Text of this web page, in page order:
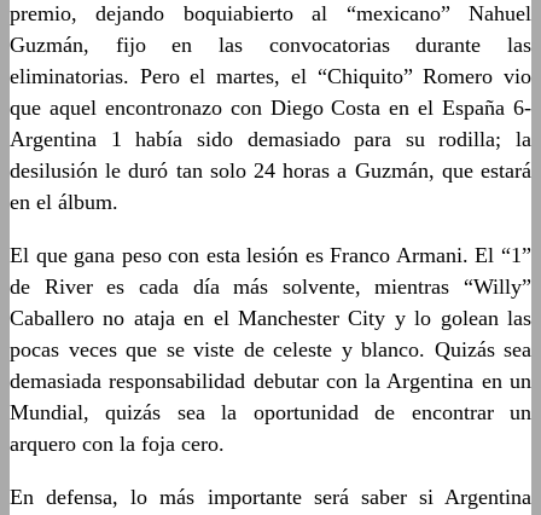
premio, dejando boquiabierto al “mexicano” Nahuel
Guzmán, fijo en las convocatorias durante las
eliminatorias. Pero el martes, el “Chiquito” Romero vio
que aquel encontronazo con Diego Costa en el España 6-
Argentina 1 había sido demasiado para su rodilla; la
desilusión le duró tan solo 24 horas a Guzmán, que estará
en el álbum.
El que gana peso con esta lesión es Franco Armani. El “1”
de River es cada día más solvente, mientras “Willy”
Caballero no ataja en el Manchester City y lo golean las
pocas veces que se viste de celeste y blanco. Quizás sea
demasiada responsabilidad debutar con la Argentina en un
Mundial, quizás sea la oportunidad de encontrar un
arquero con la foja cero.
En defensa, lo más importante será saber si Argentina